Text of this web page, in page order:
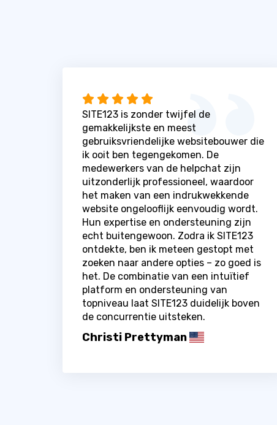
SITE123 is zonder twijfel de
gemakkelijkste en meest
gebruiksvriendelijke websitebouwer die
ik ooit ben tegengekomen. De
medewerkers van de helpchat zijn
uitzonderlijk professioneel, waardoor
het maken van een indrukwekkende
website ongelooflijk eenvoudig wordt.
Hun expertise en ondersteuning zijn
echt buitengewoon. Zodra ik SITE123
ontdekte, ben ik meteen gestopt met
zoeken naar andere opties – zo goed is
het. De combinatie van een intuïtief
platform en ondersteuning van
topniveau laat SITE123 duidelijk boven
de concurrentie uitsteken.
Christi Prettyman